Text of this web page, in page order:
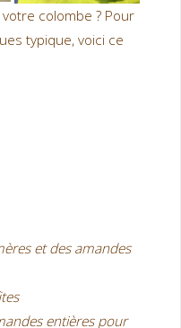
colombe ? Pour
typique, voici ce
et des amandes
entières pour